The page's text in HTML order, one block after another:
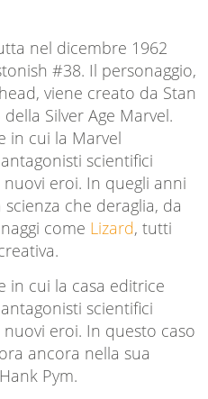
nel dicembre 1962
#38. Il personaggio,
viene creato da Stan
Silver Age Marvel.
in cui la Marvel
scientifici
eroi. In quegli anni
che deraglia, da
come Lizard, tutti
in cui la casa editrice
scientifici
eroi. In questo caso
ancora nella sua
Pym.